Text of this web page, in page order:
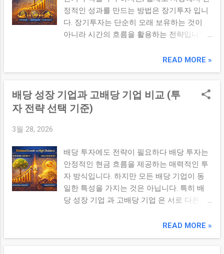
용 이는 기업의 본질 가치보다 시장 움직임에
의존하는 구조입니다. 3. 주요 위험 요소 ①
높은 변동성 단기 가격은 다양한 요인에 의해
직임은 단기적으로 예측하기 어렵습니다. ③
감정 개입 공포와 탐욕이 투자 판단에 영향을
로 인해 수수료와 세금 부담이 증가할 수 있
습니다. 4. 단기투자 vs 장기투자 항목 단기투
정적인 성과를 만드는 방법은 장기투자 입니
다. 장기투자는 단순히 오래 보유하는 것이
아니라 시간의 흐름을 활용하는 전략입니다.
장의 결합을 통해 안정적이고 지속적인 수익
음과 같은 흐름으로 수익을 창출합니다. 기업
성장 이익 증가 기업 가치 상승 주가 상승 2.
할 수 있습니다. 3. 변동성 완화 효과 단기적
으로는 시장 변동이 크지만 장기적으로는 변
동성이 완화되는 경향이 있습니다. 단기: 가격
중심 장기: 가치 중심 4. 장기투자 vs 단기투
자 항목 장기투자 단기투자 수익 구조 복리
음 높음 5. 투자자가 자주 하는 실수 단기 변
동에 흔들림 장기 투자 중간에 전략 변경 성
READ MORE »
배당 성장 기업과 고배당 기업 비교 (투
자 전략 선택 기준)
3월 28, 2026
배당 투자에도 전략이 필요하다 배당 투자는
안정적인 현금 흐름을 제공하는 매력적인 투
자 방식입니다. 하지만 모든 배당 기업이 동
일한 특성을 가지는 것은 아닙니다. 특히 배
당 성장 기업 과 고배당 기업 은 서로 다른 투
장 기업은 장기적인 배당 증가를 목표로 하
고, 고배당 기업은 현재 높은 현금 수익을 제
READ MORE »